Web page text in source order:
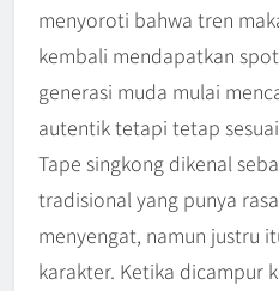
menyoroti bahwa tren
kembali mendapatkan
generasi muda mulai
autentik tetapi tetap
Tape singkong dikenal
tradisional yang punya
menyengat, namun justru
karakter. Ketika dicampur